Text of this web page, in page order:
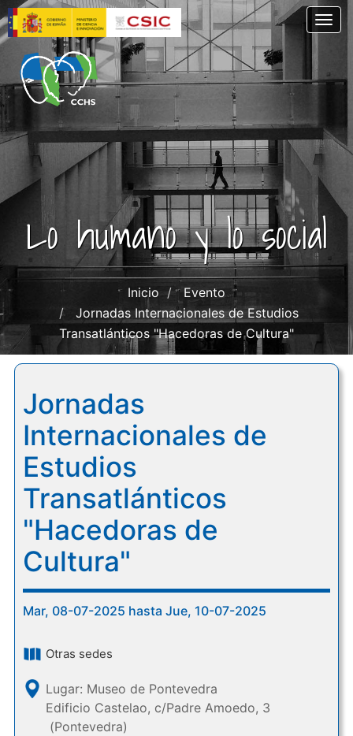
Pasar
al
contenido
principal
Lo humano y lo social
Inicio
Evento
Jornadas Internacionales de Estudios
Transatlánticos "Hacedoras de Cultura"
Jornadas
Internacionales de
Estudios
Transatlánticos
"Hacedoras de
Cultura"
Mar, 08-07-2025 hasta Jue, 10-07-2025
Otras sedes
Lugar: Museo de Pontevedra
Edificio Castelao, c/Padre Amoedo, 3
(Pontevedra)